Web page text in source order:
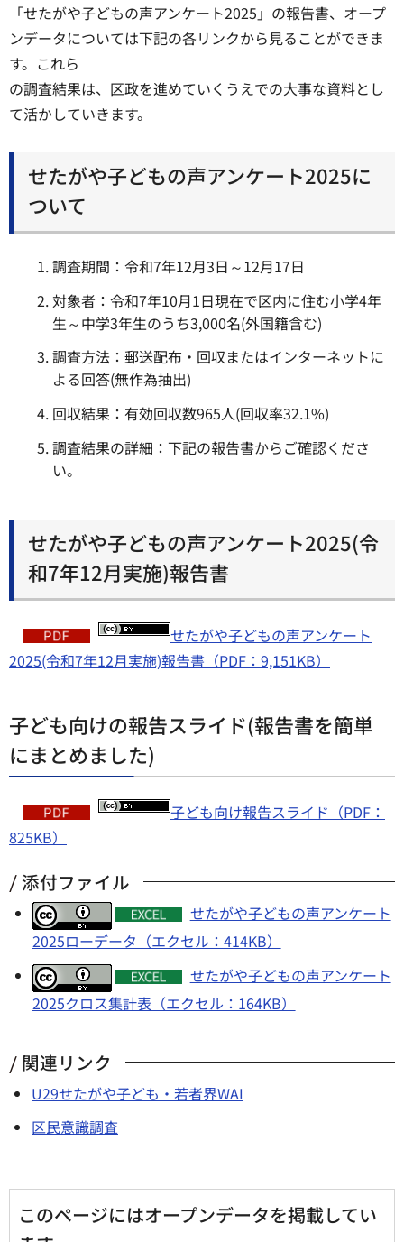
「せたがや子どもの声アンケート2025」の報告書、オープ
ンデータについては下記の各リンクから見ることができま
す。これら
の調査結果は、区政を進めていくうえでの大事な資料とし
て活かしていきます。
せたがや子どもの声アンケート2025に
ついて
調査期間：令和7年12月3日～12月17日
対象者：令和7年10月1日現在で区内に住む小学4年
生～中学3年生のうち3,000名(外国籍含む)
調査方法：郵送配布・回収またはインターネットに
よる回答(無作為抽出)
回収結果：有効回収数965人(回収率32.1%)
調査結果の詳細：下記の報告書からご確認くださ
い。
せたがや子どもの声アンケート2025(令
和7年12月実施)報告書
せたがや子どもの声アンケート
2025(令和7年12月実施)報告書（PDF：9,151KB）
子ども向けの報告スライド(報告書を簡単
にまとめました)
子ども向け報告スライド（PDF：
825KB）
添付ファイル
せたがや子どもの声アンケート
2025ローデータ（エクセル：414KB）
せたがや子どもの声アンケート
2025クロス集計表（エクセル：164KB）
関連リンク
U29せたがや子ども・若者界WAI
区民意識調査
このページにはオープンデータを掲載してい